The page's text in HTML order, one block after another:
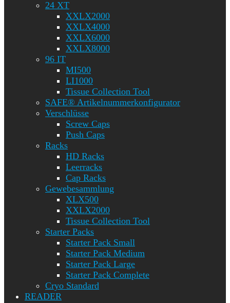
24 XT
XXLX2000
XXLX4000
XXLX6000
XXLX8000
96 IT
MI500
LI1000
Tissue Collection Tool
SAFE® Artikelnummerkonfigurator
Verschlüsse
Screw Caps
Push Caps
Racks
HD Racks
Leerracks
Cap Racks
Gewebesammlung
XLX500
XXLX2000
Tissue Collection Tool
Starter Packs
Starter Pack Small
Starter Pack Medium
Starter Pack Large
Starter Pack Complete
Cryo Standard
READER